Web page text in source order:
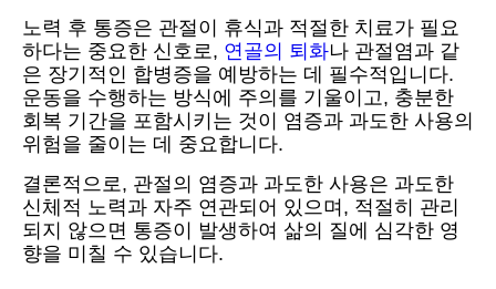
노력 후 통증은 관절이 휴식과 적절한 치료가 필요
하다는 중요한 신호로, 연골의 퇴화나 관절염과 같
은 장기적인 합병증을 예방하는 데 필수적입니다.
운동을 수행하는 방식에 주의를 기울이고, 충분한
회복 기간을 포함시키는 것이 염증과 과도한 사용의
위험을 줄이는 데 중요합니다.
결론적으로, 관절의 염증과 과도한 사용은 과도한
신체적 노력과 자주 연관되어 있으며, 적절히 관리
되지 않으면 통증이 발생하여 삶의 질에 심각한 영
향을 미칠 수 있습니다.